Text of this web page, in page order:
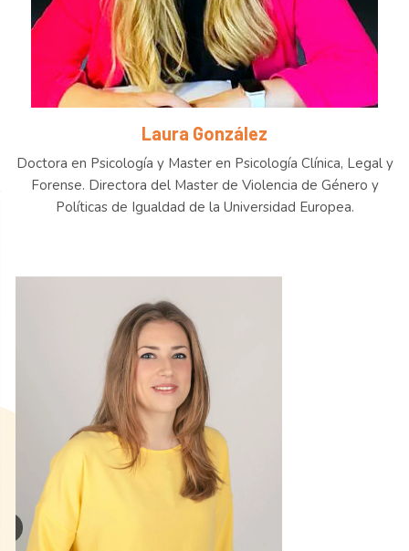
Laura González
Doctora en Psicología y Master en Psicología Clínica, Legal y
Forense. Directora del Master de Violencia de Género y
Políticas de Igualdad de la Universidad Europea.